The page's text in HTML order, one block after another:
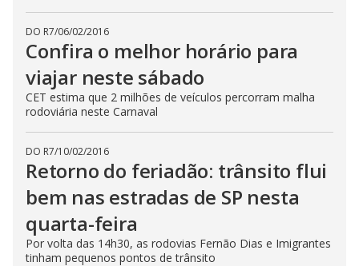
DO R7/06/02/2016
Confira o melhor horário para
viajar neste sábado
CET estima que 2 milhões de veículos percorram malha
rodoviária neste Carnaval
DO R7/10/02/2016
Retorno do feriadão: trânsito flui
bem nas estradas de SP nesta
quarta-feira
Por volta das 14h30, as rodovias Fernão Dias e Imigrantes
tinham pequenos pontos de trânsito